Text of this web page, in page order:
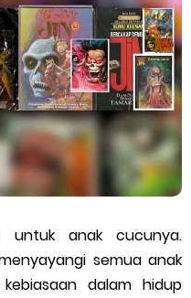
2)
2026 (Bahagian 1)
Debut di Piala Dunia FIFA
Kaya Tahun 2026
Jin (Koleksi Lengkap)
53 Ciri Keselamatan Yang
untuk anak cucunya.
semua anak
dalam hidup